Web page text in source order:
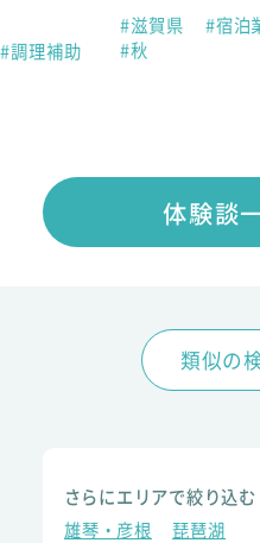
#調理補助
#滋賀県 #宿泊
#秋
体験談
類似の
さらにエリアで絞り込む
雄琴・彦根
琵琶湖